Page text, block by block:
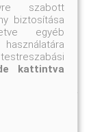
szabott
biztosítása
egyéb
kattintva